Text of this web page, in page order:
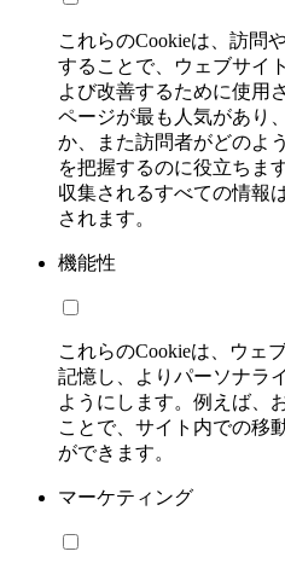
これらのCookieは、訪問
することで、ウェブサイ
よび改善するために使用
ページが最も人気があり
か、また訪問者がどのよ
を把握するのに役立ちま
収集されるすべての情報
されます。
機能性
これらのCookieは、ウェ
記憶し、よりパーソナラ
ようにします。例えば、
ことで、サイト内での移
ができます。
マーケティング